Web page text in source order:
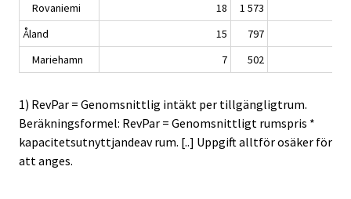
Rovaniemi
18
1 573
Åland
15
797
Mariehamn
7 502
1) RevPar = Genomsnittlig intäkt per tillgängligtrum.
Beräkningsformel: RevPar = Genomsnittligt rumspris *
kapacitetsutnyttjandeav rum. [..] Uppgift alltför osäker för
att anges.